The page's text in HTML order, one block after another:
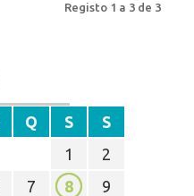
Registo 1 a 3 de 3
Q S
S
1
2
7 8
9